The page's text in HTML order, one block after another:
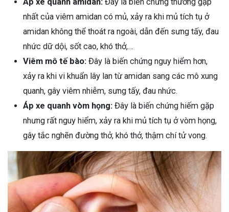
nhất của viêm amidan có mủ, xảy ra khi mủ tích tụ ở
amidan không thể thoát ra ngoài, dẫn đến sưng tấy, đau
nhức dữ dội, sốt cao, khó thở,…
Viêm mô tế bào: Đây là biến chứng nguy hiểm hơn,
xảy ra khi vi khuẩn lây lan từ amidan sang các mô xung
quanh, gây viêm nhiễm, sưng tấy, đau nhức.
Áp xe quanh vòm họng: Đây là biến chứng hiếm gặp
nhưng rất nguy hiểm, xảy ra khi mủ tích tụ ở vòm họng,
gây tắc nghẽn đường thở, khó thở, thậm chí tử vong.